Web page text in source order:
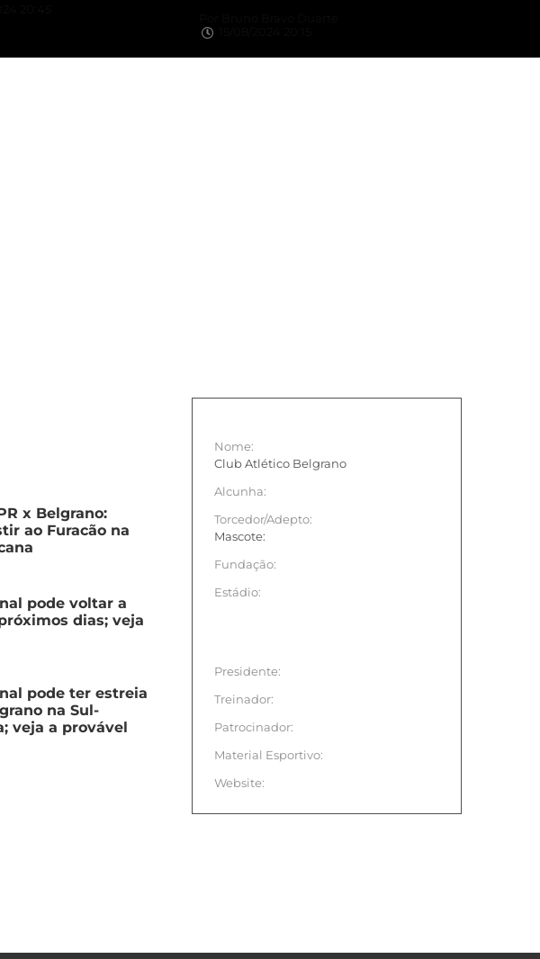
x Belgrano:
ao Furacão na
pode voltar a
dias; veja
pode ter estreia
na Sul-
veja a provável
Nome:
Club Atlético Belgrano
Alcunha:
Torcedor/Adepto:
Mascote:
Fundação:
Estádio:
Presidente:
Treinador:
Patrocinador:
Material Esportivo:
Website: